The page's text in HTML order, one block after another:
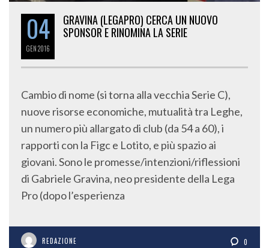
04
GEN2016
GRAVINA (LEGAPRO) CERCA UN NUOVO
SPONSOR E RINOMINA LA SERIE
Cambio di nome (si torna alla vecchia Serie C),
nuove risorse economiche, mutualità tra Leghe,
un numero più allargato di club (da 54 a 60), i
rapporti con la Figc e Lotito, e più spazio ai
giovani. Sono le promesse/intenzioni/riflessioni
di Gabriele Gravina, neo presidente della Lega
Pro (dopo l’esperienza
REDAZIONE 0